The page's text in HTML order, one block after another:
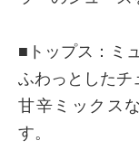
■トップス：ミ
ふわっとしたチ
甘辛ミックス
す。